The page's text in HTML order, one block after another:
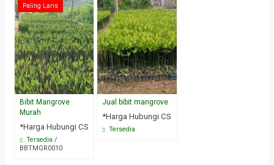
Paling Laris
Bibit Mangrove
Murah
*Harga Hubungi CS
Tersedia /
BBTMGR0010
Jual bibit mangrove
*Harga Hubungi CS
Tersedia